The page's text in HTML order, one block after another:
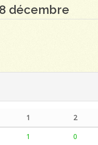
décembre
1 2
1 0